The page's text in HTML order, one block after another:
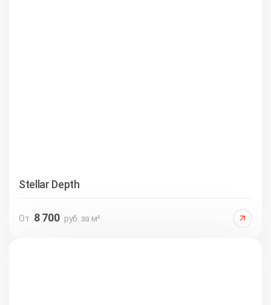
Stellar Depth
От 8 700 руб. за м²